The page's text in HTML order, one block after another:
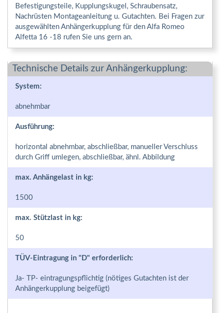
Befestigungsteile, Kupplungskugel, Schraubensatz,
Nachrüsten Montageanleitung u. Gutachten. Bei Fragen zur
ausgewählten Anhängerkupplung für den Alfa Romeo
Alfetta 16 -18 rufen Sie uns gern an.
Technische Details zur Anhängerkupplung:
System:
abnehmbar
Ausführung:
horizontal abnehmbar, abschließbar, manueller Verschluss
durch Griff umlegen, abschließbar, ähnl. Abbildung
max. Anhängelast in kg:
1500
max. Stützlast in kg:
50
TÜV-Eintragung in "D" erforderlich:
Ja- TP- eintragungspflichtig (nötiges Gutachten ist der
Anhängerkupplung beigefügt)